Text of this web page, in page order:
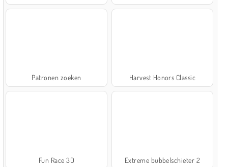
Patronen zoeken Harvest Honors Classic
Fun Race 3D Extreme bubbelschieter 2